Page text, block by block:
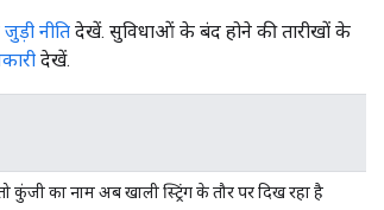
नीति देखें. सुविधाओं के बंद होने की तारीखों के
देखें.
का नाम अब खाली स्ट्रिंग के तौर पर दिख रहा है